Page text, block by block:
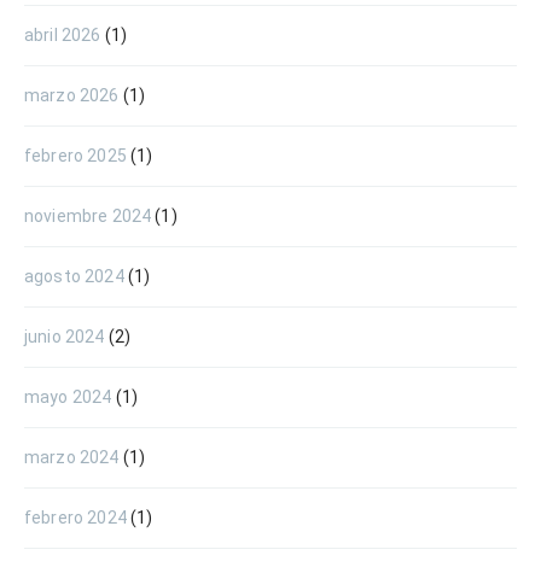
abril 2026 (1)
marzo 2026 (1)
febrero 2025 (1)
noviembre 2024(1)
agosto 2024(1)
junio 2024 (2)
mayo 2024 (1)
marzo 2024 (1)
febrero 2024(1)